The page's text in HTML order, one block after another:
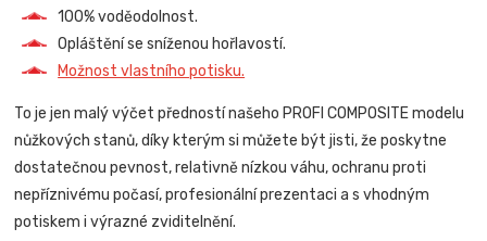
100% voděodolnost.
Opláštění se sníženou hořlavostí.
Možnost vlastního potisku.
To je jen malý výčet předností našeho PROFI COMPOSITE modelu
nůžkových stanů, díky kterým si můžete být jisti, že poskytne
dostatečnou pevnost, relativně nízkou váhu, ochranu proti
nepříznivému počasí, profesionální prezentaci a s vhodným
potiskem i výrazné zviditelnění.